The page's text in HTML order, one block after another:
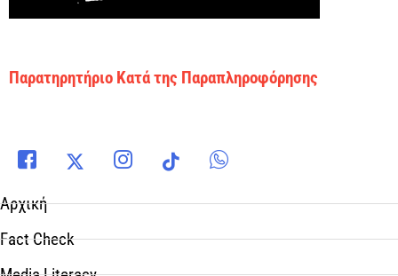
Παρατηρητήριο Κατά της Παραπληροφόρησης
Αρχική
Fact Check